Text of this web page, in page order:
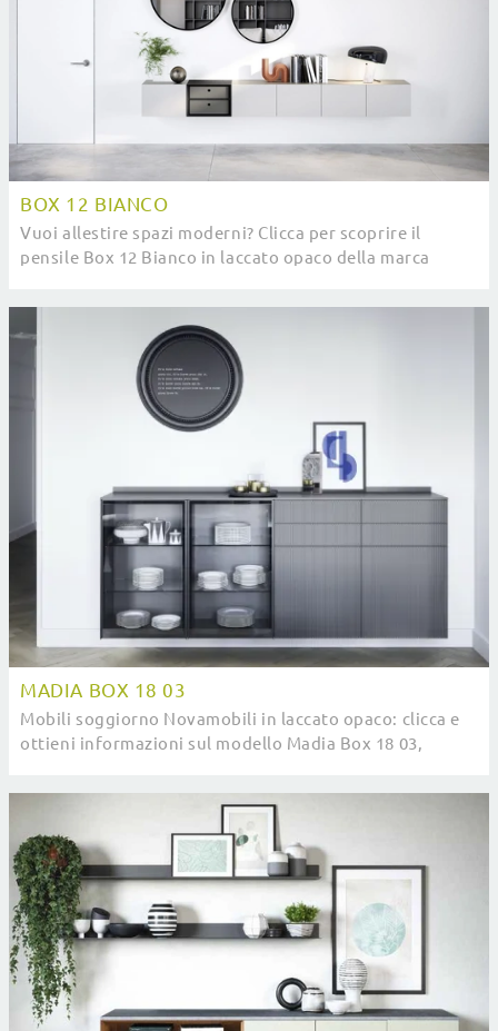
BOX 12 BIANCO
Vuoi allestire spazi moderni? Clicca per scoprire il
pensile Box 12 Bianco in laccato opaco della marca
MADIA BOX 18 03
Mobili soggiorno Novamobili in laccato opaco: clicca e
ottieni informazioni sul modello Madia Box 18 03,